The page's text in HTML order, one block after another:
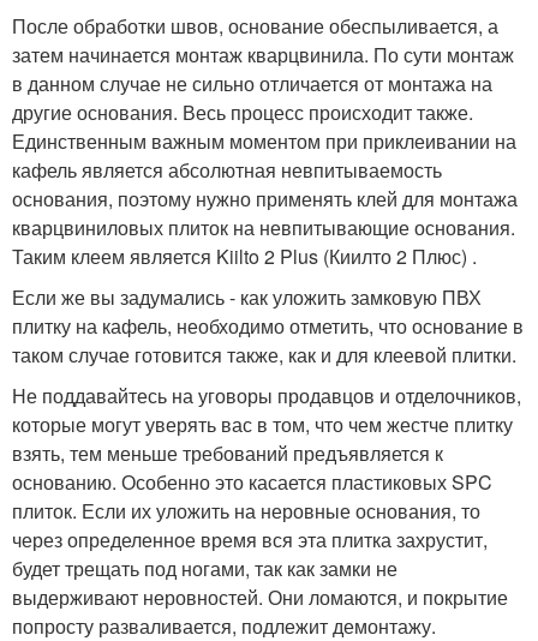
После обработки швов, основание обеспыливается, а
затем начинается монтаж кварцвинила. По сути монтаж
в данном случае не сильно отличается от монтажа на
другие основания. Весь процесс происходит также.
Единственным важным моментом при приклеивании на
кафель является абсолютная невпитываемость
основания, поэтому нужно применять клей для монтажа
кварцвиниловых плиток на невпитывающие основания.
Таким клеем является Kiilto 2 Plus (Киилто 2 Плюс) .
Если же вы задумались - как уложить замковую ПВХ
плитку на кафель, необходимо отметить, что основание в
таком случае готовится также, как и для клеевой плитки.
Не поддавайтесь на уговоры продавцов и отделочников,
которые могут уверять вас в том, что чем жестче плитку
взять, тем меньше требований предъявляется к
основанию. Особенно это касается пластиковых SPC
плиток. Если их уложить на неровные основания, то
через определенное время вся эта плитка захрустит,
будет трещать под ногами, так как замки не
выдерживают неровностей. Они ломаются, и покрытие
попросту разваливается, подлежит демонтажу.